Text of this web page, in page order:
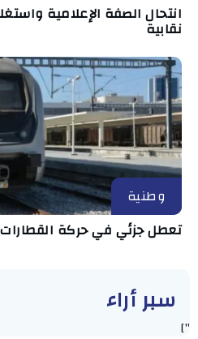
انتحال الصفة الإعلامية
نقابية
وطنية
تعطل جزئي في حركة
سبر أراء
"]